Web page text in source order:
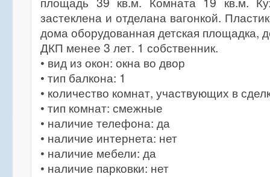
застеклена и отделана вагонкой.
дома оборудованная детская площадка,
ДКП менее 3 лет. 1 собственник.
• вид из окон: окна во двор
• тип балкона: 1
• количество комнат, участвующих в
• тип комнат: смежные
• наличие телефона: да
• наличие интернета: нет
• наличие мебели: да
• наличие парковки: нет